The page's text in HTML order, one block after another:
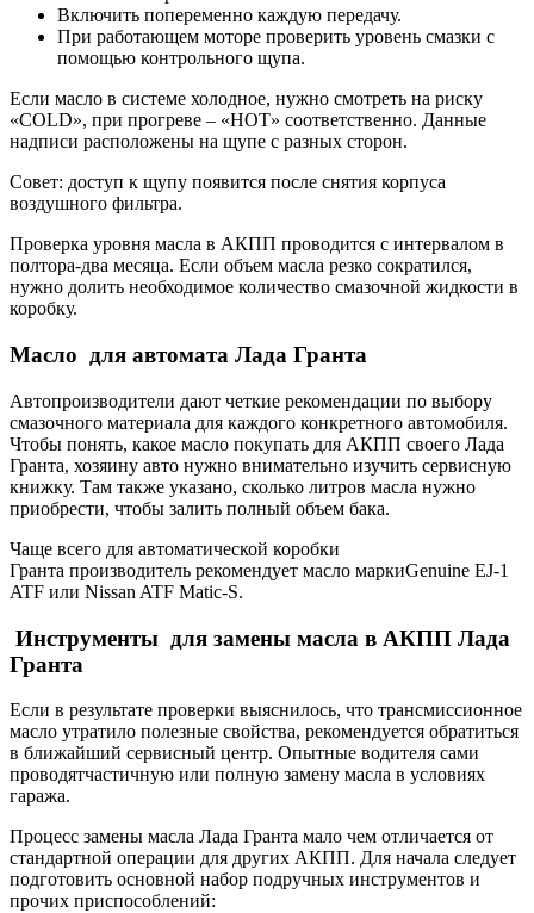
Включить попеременно каждую передачу.
При работающем моторе проверить уровень смазки с
помощью контрольного щупа.
Если масло в системе холодное, нужно смотреть на риску
«COLD», при прогреве – «HOT» соответственно. Данные
надписи расположены на щупе с разных сторон.
Совет: доступ к щупу появится после снятия корпуса
воздушного фильтра.
Проверка уровня масла в АКПП проводится с интервалом в
полтора-два месяца. Если объем масла резко сократился,
нужно долить необходимое количество смазочной жидкости в
коробку.
Масло для автомата Лада Гранта
Автопроизводители дают четкие рекомендации по выбору
смазочного материала для каждого конкретного автомобиля.
Чтобы понять, какое масло покупать для АКПП своего Лада
Гранта, хозяину авто нужно внимательно изучить сервисную
книжку. Там также указано, сколько литров масла нужно
приобрести, чтобы залить полный объем бака.
Чаще всего для автоматической коробки
Гранта производитель рекомендует масло маркиGenuine EJ-1
ATF или Nissan ATF Matic-S.
Инструменты для замены масла в АКПП Лада
Гранта
Если в результате проверки выяснилось, что трансмиссионное
масло утратило полезные свойства, рекомендуется обратиться
в ближайший сервисный центр. Опытные водителя сами
проводятчастичную или полную замену масла в условиях
гаража.
Процесс замены масла Лада Гранта мало чем отличается от
стандартной операции для других АКПП. Для начала следует
подготовить основной набор подручных инструментов и
прочих приспособлений: